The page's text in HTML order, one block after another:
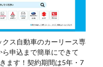
ス自動車のカーリース専
申込まで簡単にできて
ます！契約期間は5年・7